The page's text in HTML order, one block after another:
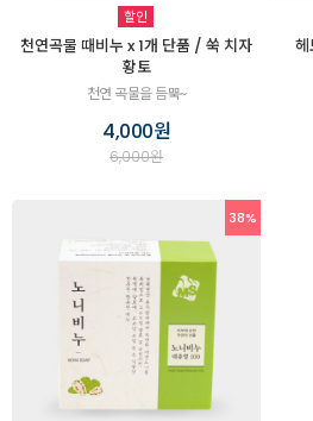
할인
천연곡물 때비누 x 1개 단품 / 쑥 치자
황토
천연 곡물을 듬뿍~
4,000원
6,000원
38%